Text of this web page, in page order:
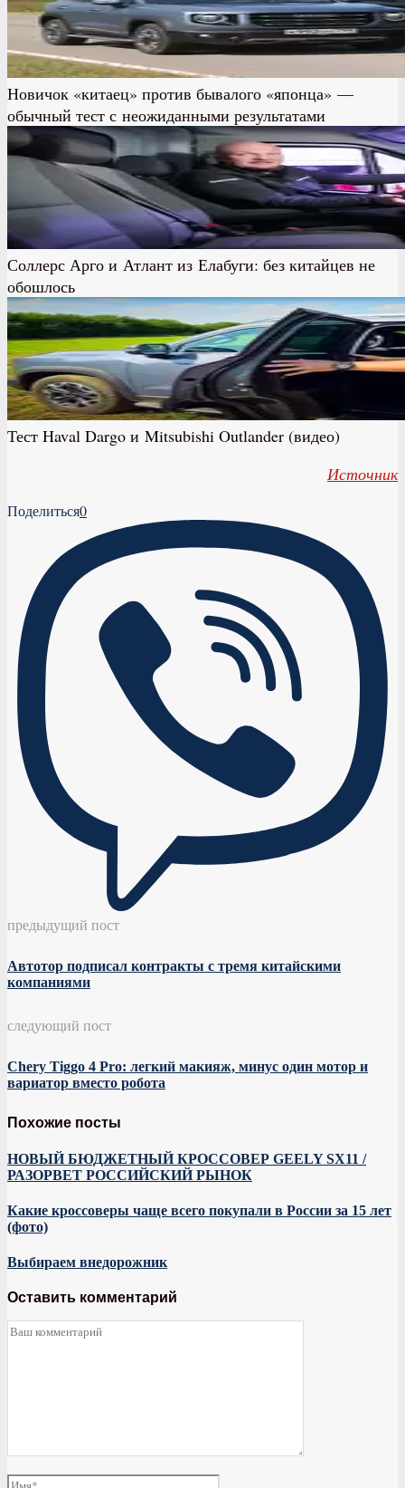
Новичок «китаец» против бывалого «японца» —
обычный тест с неожиданными результатами
Соллерс Арго и Атлант из Елабуги: без китайцев не
обошлось
Тест Haval Dargo и Mitsubishi Outlander (видео)
Источник
Поделиться0
предыдущий пост
Автотор подписал контракты с тремя китайскими
компаниями
следующий пост
Chery Tiggo 4 Pro: легкий макияж, минус один мотор и
вариатор вместо робота
Похожие посты
НОВЫЙ БЮДЖЕТНЫЙ КРОССОВЕР GEELY SX11 /
РАЗОРВЕТ РОССИЙСКИЙ РЫНОК
Какие кроссоверы чаще всего покупали в России за 15 лет
(фото)
Выбираем внедорожник
Оставить комментарий